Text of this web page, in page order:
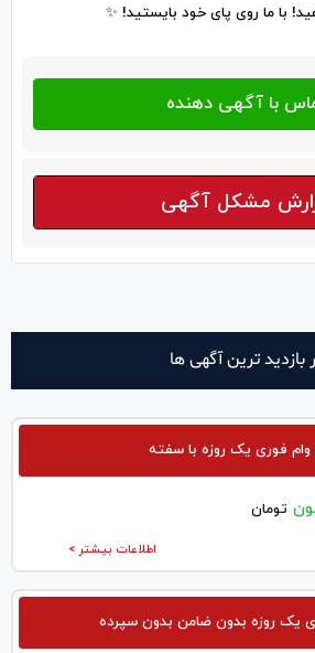
با ما روی پای خود بایستید! ✨
مشکل آگهی
بازدید ترین آگهی ها
وام فوری یک روزه با سفته
تومان
اطلاعات بیشتر >
یک روزه بدون ضامن بدون سپرده